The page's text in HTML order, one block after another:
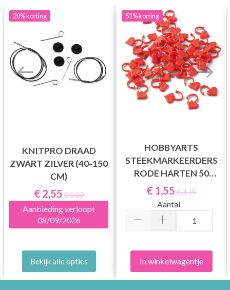
20%korting
KNITPRO DRAAD
ZWART ZILVER (40-150
CM)
€ 2,55 € 3,20
Aanbieding verloopt
08/09/2026
Bekijk alle opties
51%korting
HOBBYARTS
STEEKMARKEERDERS
RODE HARTEN 50
STUKS
€ 1,55 € 3,15
Aantal
In winkelwagentje